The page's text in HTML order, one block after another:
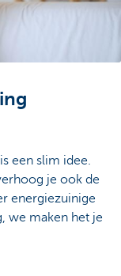
een slim idee.
je ook de
energiezuinige
we maken het je